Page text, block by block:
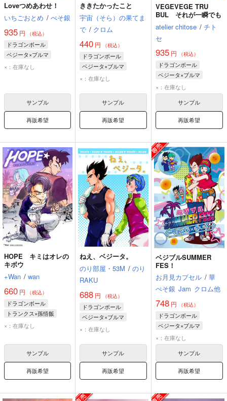
Loveつめあわせ！
いちごおとめ / ぺそ銀
935 円 （税込）
ドラゴンボール
ベジータ×ブルマ
ベジータ
×：在庫なし
サンプル
再販希望
ききたかったこと
宇宙（そら）の果てま
で / クロム
440 円 （税込）
ドラゴンボール
ベジータ×ブルマ
ベジータ
×：在庫なし
サンプル
再販希望
VEGEVEGE TRU
BUL それが一瞬でも
atelier chitose / チト
セ
935円 （税込）
ドラゴンボール
ベジータ×ブルマ
ベジータ
ヤムチャ
×：在庫なし
サンプル
再販希望
HOPE キミはオレの
キボウ
+Wan / wan
660 円 （税込）
ドラゴンボール
トランクス×孫悟飯
孫悟飯
トランクス
×：在庫なし
サンプル
再販希望
ねえ、ベジータ。
のり部屋・53M / のり
RAKU
688 円 （税込）
ドラゴンボール
ベジータ×ブルマ
ベジータ
×：在庫なし
サンプル
再販希望
ベジブルSUMMER
FES！
お月見カプセル / 華
ぺそ銀 Jam クロム他
748円 （税込）
ドラゴンボール
ベジータ×ブルマ
ベジータ
×：在庫なし
サンプル
再販希望